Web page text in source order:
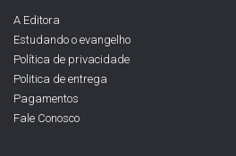
A Editora
Estudando o evangelho
Política de privacidade
Politica de entrega
Pagamentos
Fale Conosco